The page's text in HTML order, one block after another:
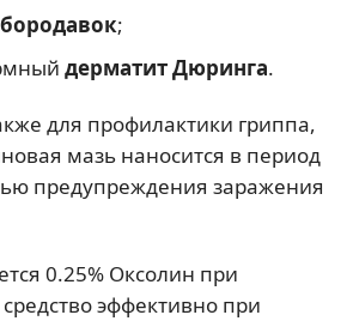
бородавок;
дерматит Дюринга.
для профилактики гриппа,
мазь наносится в период
предупреждения заражения
0.25% Оксолин при
средство эффективно при